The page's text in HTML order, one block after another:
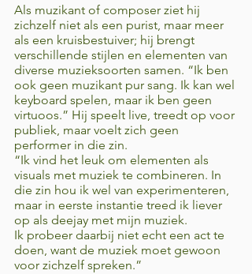
Als muzikant of composer ziet hij
zichzelf niet als een purist, maar meer
als een kruisbestuiver; hij brengt
verschillende stijlen en elementen van
diverse muzieksoorten samen. “Ik ben
ook geen muzikant pur sang. Ik kan wel
keyboard spelen, maar ik ben geen
virtuoos.” Hij speelt live, treedt op voor
publiek, maar voelt zich geen
performer in die zin.
“Ik vind het leuk om elementen als
visuals met muziek te combineren. In
die zin hou ik wel van experimenteren,
maar in eerste instantie treed ik liever
op als deejay met mijn muziek.
Ik probeer daarbij niet echt een act te
doen, want de muziek moet gewoon
voor zichzelf spreken.”